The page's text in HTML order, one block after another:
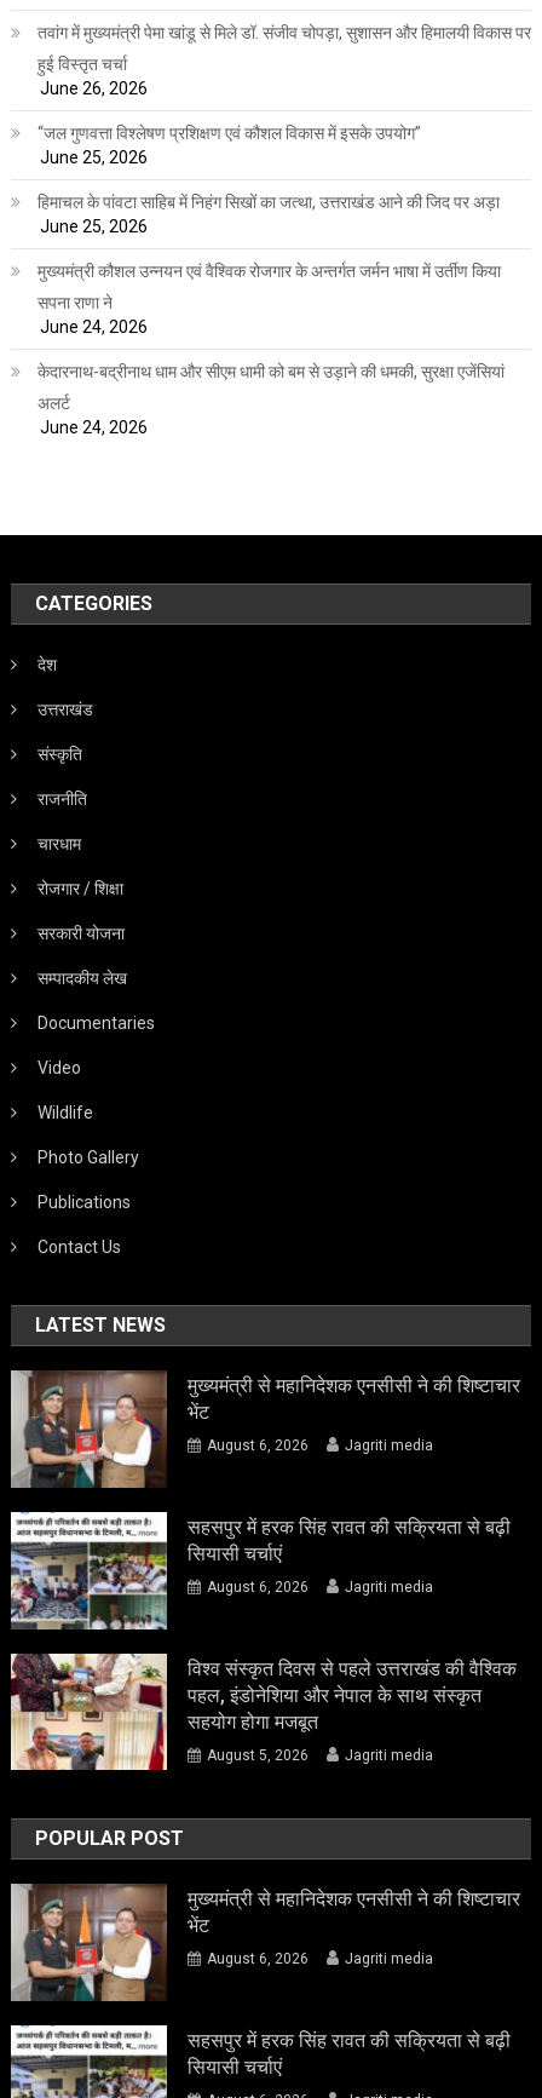
तवांग में मुख्यमंत्री पेमा खांडू से मिले डॉ. संजीव चोपड़ा, सुशासन और हिमालयी विकास पर
हुई विस्तृत चर्चा
June 26, 2026
“जल गुणवत्ता विश्लेषण प्रशिक्षण एवं कौशल विकास में इसके उपयोग”
June 25, 2026
हिमाचल के पांवटा साहिब में निहंग सिखों का जत्था, उत्तराखंड आने की जिद पर अड़ा
June 25, 2026
मुख्यमंत्री कौशल उन्नयन एवं वैश्विक रोजगार के अन्तर्गत जर्मन भाषा में उर्तीण किया
सपना राणा ने
June 24, 2026
केदारनाथ-बद्रीनाथ धाम और सीएम धामी को बम से उड़ाने की धमकी, सुरक्षा एजेंसियां
अलर्ट
June 24, 2026
CATEGORIES
देश
उत्तराखंड
संस्कृति
राजनीति
चारधाम
रोजगार / शिक्षा
सरकारी योजना
सम्पादकीय लेख
Documentaries
Video
Wildlife
Photo Gallery
Publications
Contact Us
LATEST NEWS
मुख्यमंत्री से महानिदेशक एनसीसी ने की शिष्टाचार
भेंट
August 6, 2026 Jagriti media
सहसपुर में हरक सिंह रावत की सक्रियता से बढ़ी
सियासी चर्चाएं
August 6, 2026 Jagriti media
विश्व संस्कृत दिवस से पहले उत्तराखंड की वैश्विक
पहल, इंडोनेशिया और नेपाल के साथ संस्कृत
सहयोग होगा मजबूत
August 5, 2026 Jagriti media
POPULAR POST
मुख्यमंत्री से महानिदेशक एनसीसी ने की शिष्टाचार
भेंट
August 6, 2026 Jagriti media
सहसपुर में हरक सिंह रावत की सक्रियता से बढ़ी
सियासी चर्चाएं